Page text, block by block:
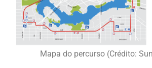
Mapa do percurso (Crédito: